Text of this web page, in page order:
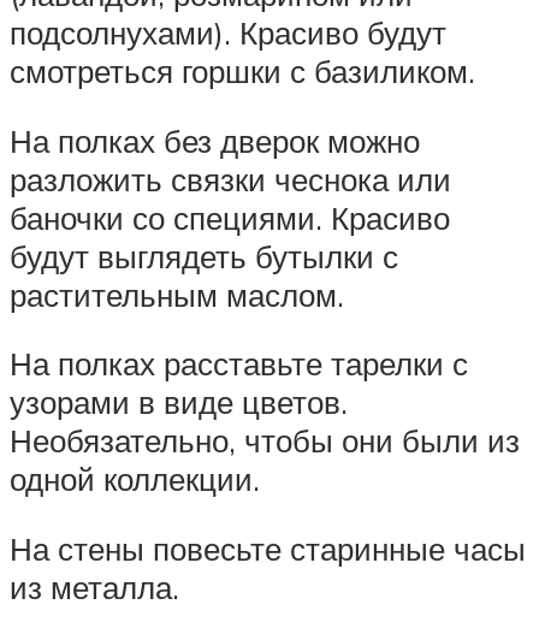
подсолнухами). Красиво будут
смотреться горшки с базиликом.
На полках без дверок можно
разложить связки чеснока или
баночки со специями. Красиво
будут выглядеть бутылки с
растительным маслом.
На полках расставьте тарелки с
узорами в виде цветов.
Необязательно, чтобы они были из
одной коллекции.
На стены повесьте старинные часы
из металла.